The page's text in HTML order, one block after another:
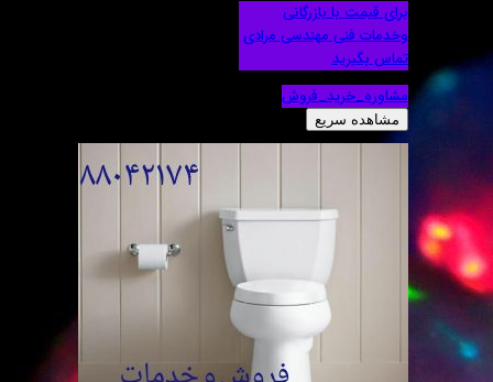
برای قیمت با بازرگانی
وخدمات فنی مهندسی مرادی
تماس بگیرید
مشاوره_خرید_فروش
مشاهده سریع